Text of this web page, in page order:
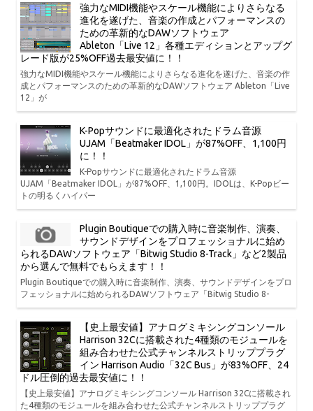
強力なMIDI機能やスケール機能によりさらなる
進化を遂げた、音楽の作成とパフォーマンスの
ための革新的なDAWソフトウェア
Ableton「Live 12」各種エディションとアップグ
レード版が25%OFF過去最安値に！！
強力なMIDI機能やスケール機能によりさらなる進化を遂げた、音楽の作
成とパフォーマンスのための革新的なDAWソフトウェア Ableton「Live
12」が
K-Popサウンドに最適化されたドラム音源
UJAM「Beatmaker IDOL」が87%OFF、1,100円
に！！
K-Popサウンドに最適化されたドラム音源
UJAM「Beatmaker IDOL」が87%OFF、1,100円。IDOLは、K-Popビー
トの明るくハイパー
Plugin Boutiqueでの購入時に音楽制作、演奏、
サウンドデザインをプロフェッショナルに始め
られるDAWソフトウェア「Bitwig Studio 8-Track」など2製品
から選んで無料でもらえます！！
Plugin Boutiqueでの購入時に音楽制作、演奏、サウンドデザインをプロ
フェッショナルに始められるDAWソフトウェア「Bitwig Studio 8-
【史上最安値】アナログミキシングコンソール
Harrison 32Cに搭載された4種類のモジュールを
組み合わせた公式チャンネルストリッププラグ
イン Harrison Audio「32C Bus」が83%OFF、24
ドル圧倒的過去最安値に！！
【史上最安値】アナログミキシングコンソール Harrison 32Cに搭載され
た4種類のモジュールを組み合わせた公式チャンネルストリッププラグ